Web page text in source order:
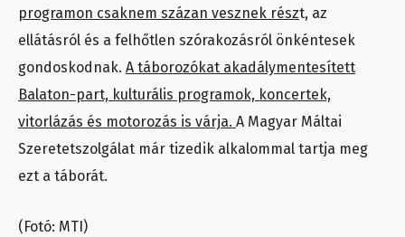
programon csaknem százan vesznek részt, az
ellátásról és a felhőtlen szórakozásról önkéntesek
gondoskodnak. A táborozókat akadálymentesített
Balaton-part, kulturális programok, koncertek,
vitorlázás és motorozás is várja. A Magyar Máltai
Szeretetszolgálat már tizedik alkalommal tartja meg
ezt a táborát.
(Fotó: MTI)